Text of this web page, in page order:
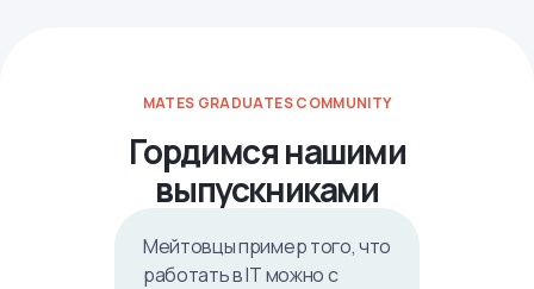
MATES GRADUATES COMMUNITY
Гордимся нашими
выпускниками
Мейтовцы пример того, что
работать в IТ можно с